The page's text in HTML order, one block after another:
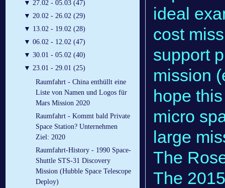
▼ 27.02 - 05.03 (47)
▼ 20.02 - 26.02 (29)
▼ 13.02 - 19.02 (28)
▼ 06.02 - 12.02 (47)
▼ 30.01 - 05.02 (40)
▼ 23.01 - 29.01 (25)
Raumfahrt - China enthüllt eine
Liste von Namen und Logos für
Mars Mission 2020
Raumfahrt - Kommt bald Private
Space Station? Unternehmen
Ziel: 2020
Raumfahrt-History - 1990 Space-
Shuttle STS-31 Discovery
Mission (Hubble Space Telescope
Deploy)
ideal
cost
support
mission
hope
micro
large
The
The